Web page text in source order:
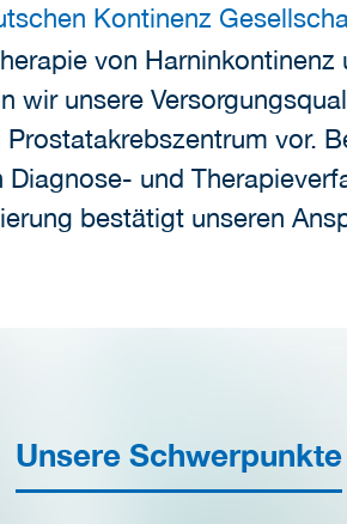
Kontinenz
von
wir unsere
vor.
und
bestätigt unseren
Unsere Schwerpunkte